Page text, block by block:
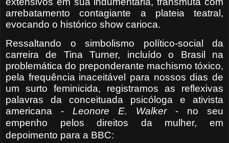
arrebatamento contagiante a plateia teatral,
evocando o histórico show carioca.
Ressaltando o simbolismo político-social da
carreira de Tina Turner, incluído o Brasil na
problemática do preponderante machismo tóxico,
pela frequência inaceitável para nossos dias de
um surto feminicida, registramos as reflexivas
palavras da conceituada psicóloga e ativista
americana - Leonore E. Walker - no seu
empenho pelos direitos da mulher,em
depoimento para a BBC: